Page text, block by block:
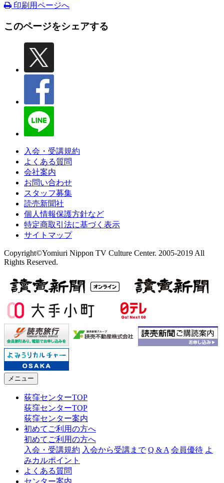
印刷用ページへ
このページをシェアする
入会・受講規約
よくある質問
会社案内
お問い合わせ
スタッフ募集
読売新聞社
個人情報保護方針など
特定商取引法に基づく表示
サイトマップ
Copyright©Yomiuri Nippon TV Culture Center. 2005-2019 All
Rights Reserved.
メニュー
荻窪センターTOP
荻窪センターTOP
荻窪センター案内
初めてご利用の方へ
初めてご利用の方へ
入会・受講規約 入会から受講まで Q & A 会員優待 よ
みカルポイント
よくある質問
センター案内